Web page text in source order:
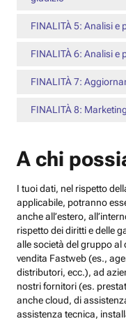
FINALITÀ 5: Analisi e
FINALITÀ 6: Analisi e
FINALITÀ 7:
FINALITÀ 8:
A chi
I tuoi dati, nel rispetto
applicabile, potranno
anche all’estero,
rispetto dei diritti e delle
alle società del gruppo al
vendita Fastweb (es.,
distributori, ecc.), ad
nostri fornitori (es.
anche cloud, di
assistenza tecnica,